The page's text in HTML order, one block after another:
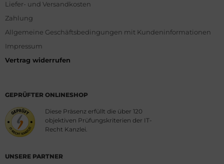
Liefer- und Versandkosten
Zahlung
Allgemeine Geschäftsbedingungen mit Kundeninformationen
Impressum
Vertrag widerrufen
GEPRÜFTER ONLINESHOP
Diese Präsenz erfüllt die über 120
objektiven Prüfungskriterien der IT-
Recht Kanzlei.
UNSERE PARTNER